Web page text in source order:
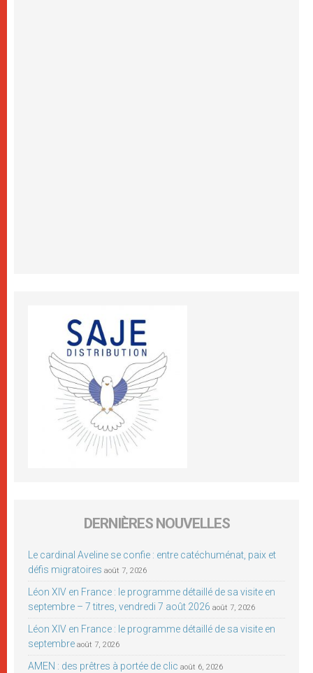
DERNIÈRES NOUVELLES
Le cardinal Aveline se confie : entre catéchuménat, paix et
défis migratoires août 7, 2026
Léon XIV en France : le programme détaillé de sa visite en
septembre – 7 titres, vendredi 7 août 2026 août 7, 2026
Léon XIV en France : le programme détaillé de sa visite en
septembre août 7, 2026
AMEN : des prêtres à portée de clic août 6, 2026